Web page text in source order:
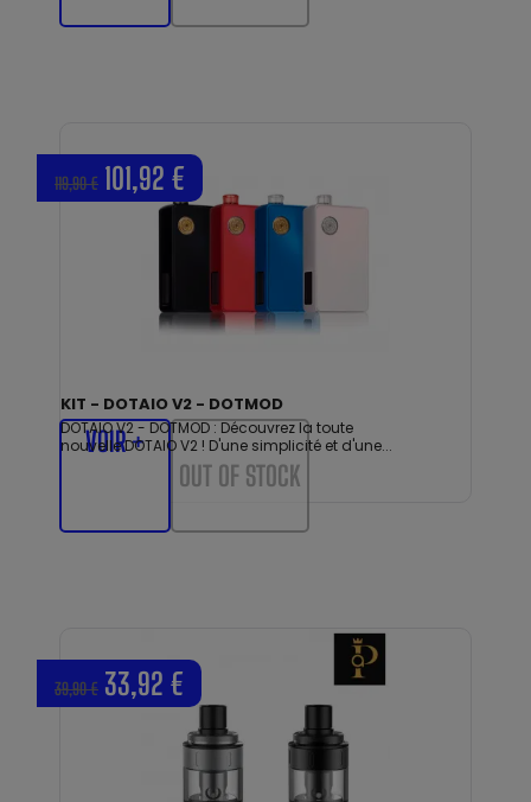
KIT - DOTAIO V2 - DOTMOD
DOTAIO V2 - DOTMOD : Découvrez la toute
nouvelle DOTAIO V2 ! D'une simplicité et d'une...
119,90 € 101,92 €
VOIR +
OUT OF STOCK
39,90 € 33,92 €